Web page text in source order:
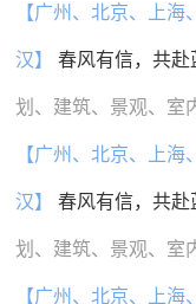
【广州、北京、上
汉】 春风有信，共赴
划、建筑、景观、室
【广州、北京、上
汉】 春风有信，共赴
划、建筑、景观、室
【广州、北京、上